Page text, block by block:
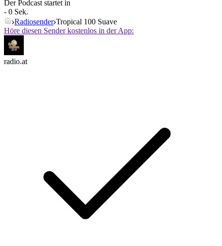
Der Podcast startet in
- 0 Sek.
Radiosender Tropical 100 Suave
Höre diesen Sender kostenlos in der App:
radio.at